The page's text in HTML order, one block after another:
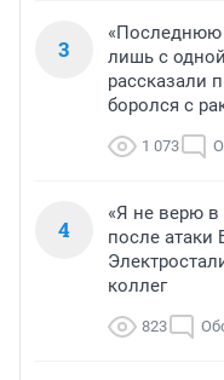
3
«Последнюю
лишь с
рассказали
боролся с
1 073
4
«Я не верю в
после атаки
коллег
823